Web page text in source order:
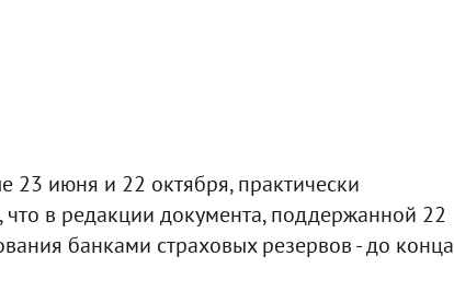
23 июня и 22 октября, практически
в редакции документа, поддержанной 22
банками страховых резервов - до конца